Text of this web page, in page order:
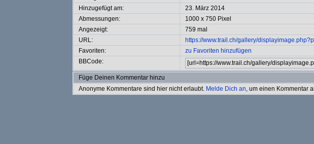
Hinzugefügt am:
23. März 2014
Abmessungen:
1000 x 750 Pixel
Angezeigt:
759 mal
URL:
https://www.trail.ch/gallery/
Favoriten:
zu Favoriten hinzufügen
BBCode:
Füge Deinen Kommentar hinzu
Anonyme Kommentare sind hier nicht erlaubt. Melde Dich an, um einen Kommentar